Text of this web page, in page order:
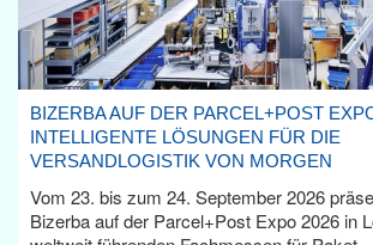
BIZERBA AUF DER PARCEL+POST
INTELLIGENTE LÖSUNGEN FÜR DIE
VERSANDLOGISTIK VON MORGEN
Vom 23. bis zum 24. September 2026
Bizerba auf der Parcel+Post Expo 2026 in